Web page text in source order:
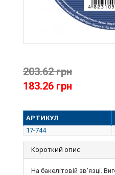
203.62 грн
183.26 грн
АРТИКУЛ
17-744
Короткий опис
На бакелітовій зв'язці.